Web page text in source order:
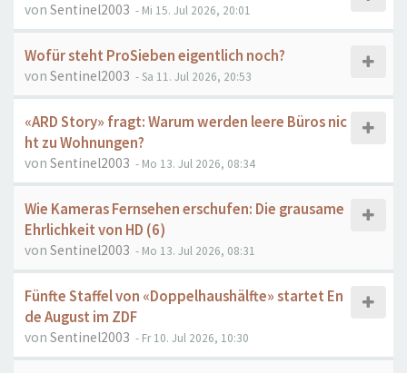
von Sentinel2003 - Mi 15. Jul 2026, 20:01
Wofür steht ProSieben eigentlich noch?
von Sentinel2003 - Sa 11. Jul 2026, 20:53
«ARD Story» fragt: Warum werden leere Büros nic
ht zu Wohnungen?
von Sentinel2003 - Mo 13. Jul 2026, 08:34
Wie Kameras Fernsehen erschufen: Die grausame
Ehrlichkeit von HD (6)
von Sentinel2003 - Mo 13. Jul 2026, 08:31
Fünfte Staffel von «Doppelhaushälfte» startet En
de August im ZDF
von Sentinel2003 - Fr 10. Jul 2026, 10:30